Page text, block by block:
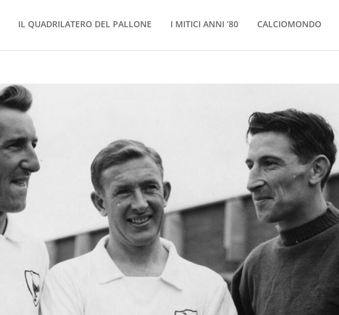
IL QUADRILATERO DEL PALLONE I MITICI ANNI ’80 CALCIOMONDO